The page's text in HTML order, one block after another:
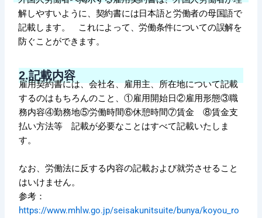
解しやすいように、契約書には日本語と労働者の母国語で
記載します。 これによって、労働条件についての誤解を
防ぐことができます。
2.記載内容
雇用契約書には、会社名、雇用主、所在地について記載
するのはもちろんのこと、①雇用開始日②雇用形態③職
務内容④勤務地⑤労働時間⑥休憩時間⑦賃金 ⑧賃金支
払い方法等 記載が必要なことはすべて記載いたしま
す。
なお、労働法に反する内容の記載および就労させること
はいけません。
参考：
https://www.mhlw.go.jp/seisakunitsuite/bunya/koyou_ro